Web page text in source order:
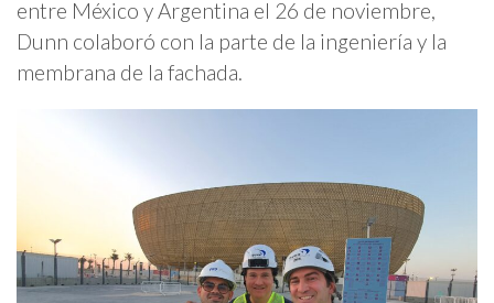
entre México y Argentina el 26 de noviembre,
Dunn colaboró con la parte de la ingeniería y la
membrana de la fachada.